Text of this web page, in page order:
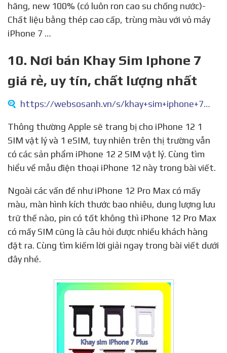
hãng, new 100% (có luôn ron cao su chống nước)-
Chất liệu bằng thép cao cấp, trùng màu với vỏ máy
iPhone 7 …
10. Nơi bán Khay Sim Iphone 7
giá rẻ, uy tín, chất lượng nhất
https://websosanh.vn/s/khay+sim+iphone+7.htm
Thông thường Apple sẽ trang bị cho iPhone 12 1
SIM vật lý và 1 eSIM, tuy nhiên trên thị trường vẫn
có các sản phẩm iPhone 12 2 SIM vật lý. Cùng tìm
hiểu về mẫu điện thoại iPhone 12 này trong bài viết.
Ngoài các vấn đề như iPhone 12 Pro Max có mấy
màu, màn hình kích thước bao nhiêu, dung lượng lưu
trữ thế nào, pin có tốt không thì iPhone 12 Pro Max
có mấy SIM cũng là câu hỏi được nhiều khách hàng
đặt ra. Cùng tìm kiếm lời giải ngay trong bài viết dưới
đây nhé.